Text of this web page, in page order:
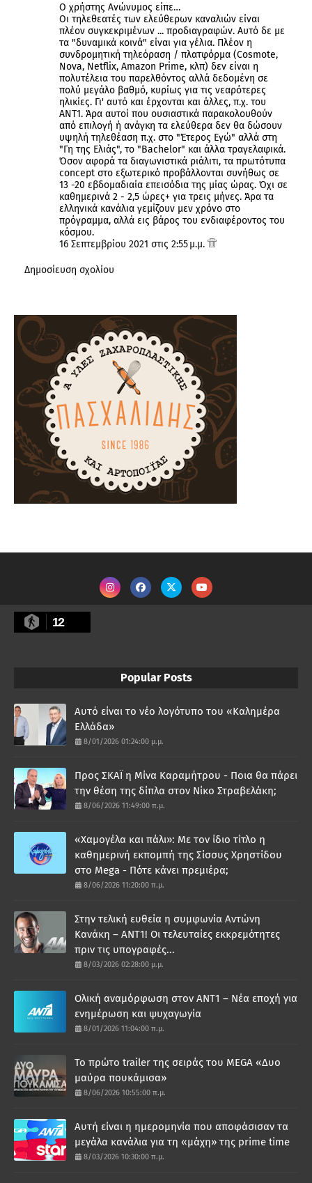
Ο χρήστης Ανώνυμος είπε…
Οι τηλεθεατές των ελεύθερων καναλιών είναι
πλέον συγκεκριμένων ... προδιαγραφών. Αυτό δε με
τα "δυναμικά κοινά" είναι για γέλια. Πλέον η
συνδρομητική τηλεόραση / πλατφόρμα (Cosmote,
Nova, Netflix, Amazon Prime, κλπ) δεν είναι η
πολυτέλεια του παρελθόντος αλλά δεδομένη σε
πολύ μεγάλο βαθμό, κυρίως για τις νεαρότερες
ηλικίες. Γι' αυτό και έρχονται και άλλες, π.χ. του
ΑΝΤ1. Άρα αυτοί που ουσιαστικά παρακολουθούν
από επιλογή ή ανάγκη τα ελεύθερα δεν θα δώσουν
υψηλή τηλεθέαση π.χ. στο "Έτερος Εγώ" αλλά στη
"Γη της Ελιάς", το "Bachelor" και άλλα τραγελαφικά.
Όσον αφορά τα διαγωνιστικά ριάλιτι, τα πρωτότυπα
concept στο εξωτερικό προβάλλονται συνήθως σε
13 -20 εβδομαδιαία επεισόδια της μίας ώρας. Όχι σε
καθημερινά 2 - 2,5 ώρες+ για τρεις μήνες. Άρα τα
ελληνικά κανάλια γεμίζουν μεν χρόνο στο
πρόγραμμα, αλλά εις βάρος του ενδιαφέροντος του
κόσμου.
16 Σεπτεμβρίου 2021 στις 2:55 μ.μ.
Δημοσίευση σχολίου
12
Popular Posts
Αυτό είναι το νέο λογότυπο του «Καλημέρα
Ελλάδα»
8/01/2026 01:24:00 μ.μ.
Προς ΣΚΑΪ η Μίνα Καραμήτρου - Ποια θα πάρει
την θέση της δίπλα στον Νίκο Στραβελάκη;
8/06/2026 11:49:00 π.μ.
«Χαμογέλα και πάλι»: Με τον ίδιο τίτλο η
καθημερινή εκπομπή της Σίσσυς Χρηστίδου
στο Mega - Πότε κάνει πρεμιέρα;
8/06/2026 11:20:00 π.μ.
Στην τελική ευθεία η συμφωνία Αντώνη
Κανάκη – ΑΝΤ1! Οι τελευταίες εκκρεμότητες
πριν τις υπογραφές...
8/03/2026 02:28:00 μ.μ.
Ολική αναμόρφωση στον ΑΝΤ1 – Νέα εποχή για
ενημέρωση και ψυχαγωγία
8/01/2026 11:04:00 π.μ.
Το πρώτο trailer της σειράς του MEGA «Δυο
μαύρα πουκάμισα»
8/06/2026 10:55:00 π.μ.
Αυτή είναι η ημερομηνία που αποφάσισαν τα
μεγάλα κανάλια για τη «μάχη» της prime time
8/03/2026 10:30:00 π.μ.